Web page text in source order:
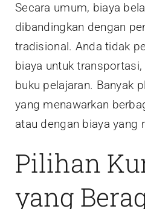
Secara umum, biaya
dibandingkan dengan
tradisional. Anda tidak
biaya untuk
buku pelajaran. Banyak
yang menawarkan
atau dengan biaya yang
Pilihan
yang